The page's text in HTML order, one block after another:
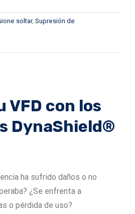
soltar, Supresión de
VFD con los
DynaShield®
ha sufrido daños o no
¿Se enfrenta a
o pérdida de uso?